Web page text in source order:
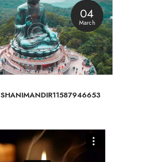
04
March
SHANIMANDIR11587946653